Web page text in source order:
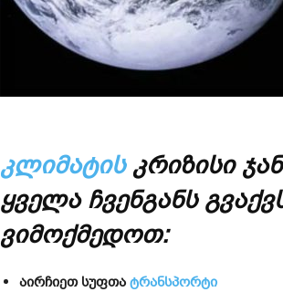
კლიმატისკრიზისი
ყველა ჩვენგანს
ვიმოქმედოთ:
აირჩიეთ სუფთა ტრანსპორტი